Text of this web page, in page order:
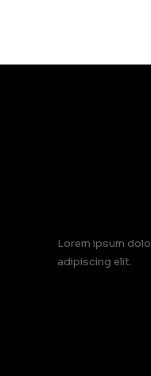
Lorem ipsum
adipiscing elit.